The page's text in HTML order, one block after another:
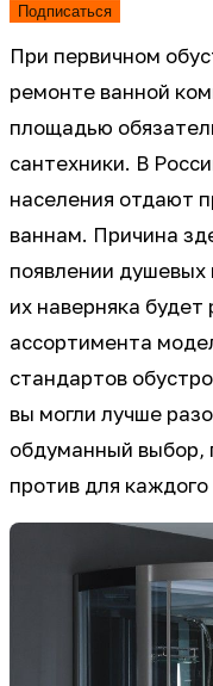
Подписаться
При первичном
ремонте ванной
площадью
сантехники. В
населения отдают
ваннам. Причина
появлении душевых
их наверняка
ассортимента
стандартов
вы могли лучше
обдуманный выбор,
против для каждого